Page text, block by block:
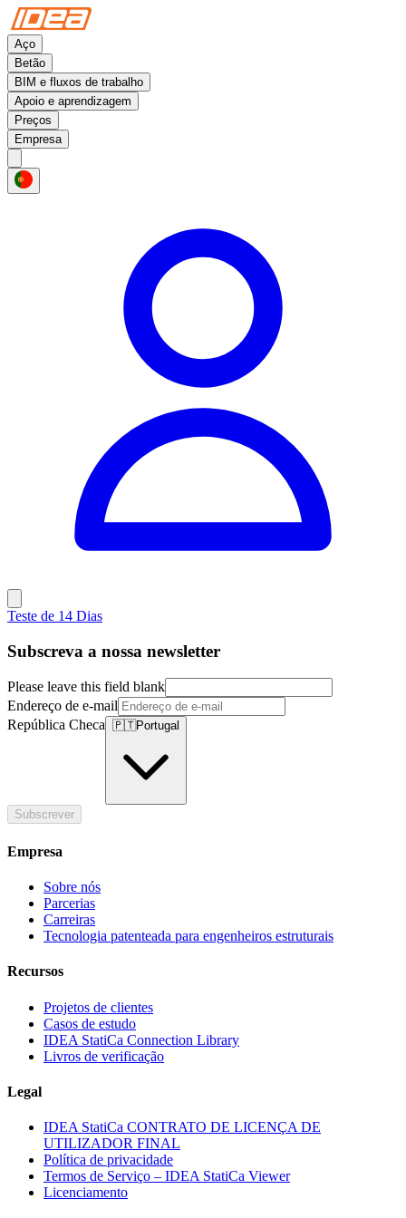
Aço
Betão
BIM e fluxos de trabalho
Apoio e aprendizagem
Preços
Empresa
Teste de 14 Dias
Subscreva a nossa newsletter
Please leave this field blank
Endereço de e-mail
República Checa 🇵🇹Portugal
Subscrever
Empresa
Sobre nós
Parcerias
Carreiras
Tecnologia patenteada para engenheiros estruturais
Recursos
Projetos de clientes
Casos de estudo
IDEA StatiCa Connection Library
Livros de verificação
Legal
IDEA StatiCa CONTRATO DE LICENÇA DE
UTILIZADOR FINAL
Política de privacidade
Termos de Serviço – IDEA StatiCa Viewer
Licenciamento